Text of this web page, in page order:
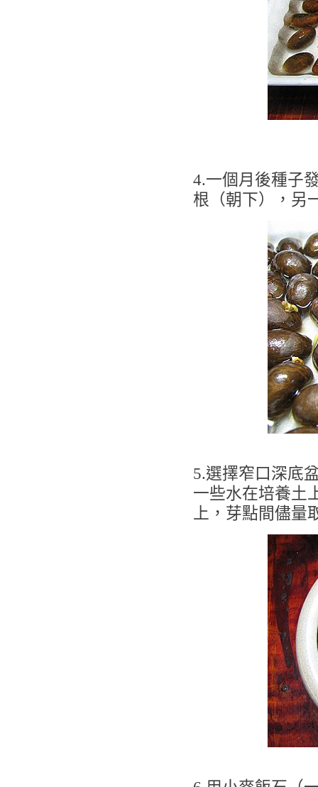
4.一個月後種子
根（朝下），另
5.選擇窄口深底
一些水在培養土
上，芽點間儘量